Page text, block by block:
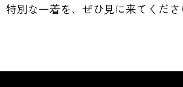
特別な一着を、ぜひ見に来てくだ